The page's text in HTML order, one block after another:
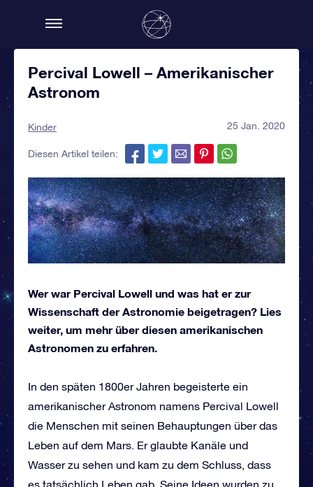
Percival Lowell – Amerikanischer
Astronom
Kinder 25 Jan. 2020
Diesen Artikel teilen:
Wer war Percival Lowell und was hat er zur
Wissenschaft der Astronomie beigetragen? Lies
weiter, um mehr über diesen amerikanischen
Astronomen zu erfahren.
In den späten 1800er Jahren begeisterte ein
amerikanischer Astronom namens Percival Lowell
die Menschen mit seinen Behauptungen über das
Leben auf dem Mars. Er glaubte Kanäle und
Wasser zu sehen und kam zu dem Schluss, dass
es tatsächlich Leben gab. Seine Ideen wurden zu